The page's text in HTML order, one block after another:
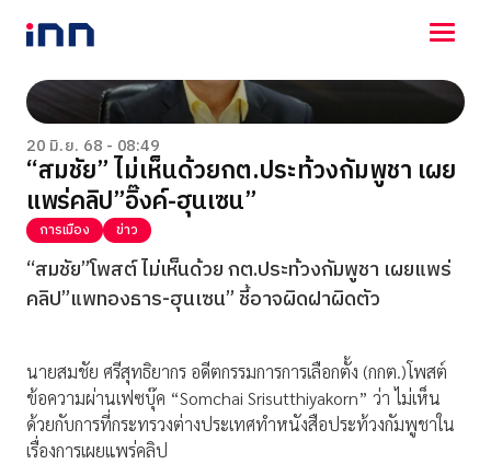
NEWS
ENTERTAINMENT
LIFESTYLE
HOROSCOPE
LOTTERY
VIDEO
ร่วมด้วยช่วยกัน
20 มิ.ย. 68 - 08:49
“สมชัย” ไม่เห็นด้วยกต.ประท้วงกัมพูชา เผย
แพร่คลิป”อิ๊งค์-ฮุนเซน”
การเมือง ข่าว
“สมชัย”โพสต์ ไม่เห็นด้วย กต.ประท้วงกัมพูชา เผยแพร่
คลิป”แพทองธาร-ฮุนเซน” ชี้อาจผิดฝาผิดตัว
นายสมชัย ศรีสุทธิยากร อดีตกรรมการการเลือกตั้ง (กกต.)โพสต์
ข้อความผ่านเฟซบุ๊ค “Somchai Srisutthiyakorn” ว่า ไม่เห็น
ด้วยกับการที่กระทรวงต่างประเทศทำหนังสือประท้วงกัมพูชาใน
เรื่องการเผยแพร่คลิป